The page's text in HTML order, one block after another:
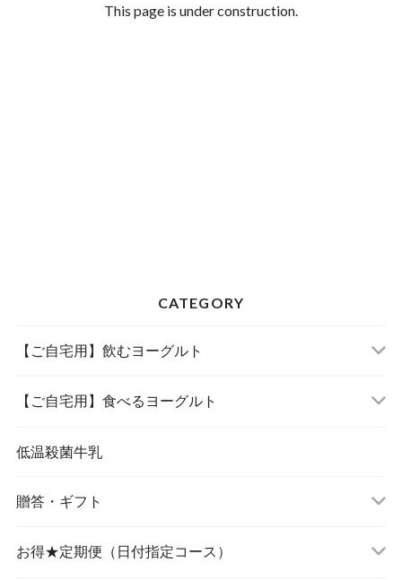
This page is under construction.
CATEGORY
【ご自宅用】飲むヨーグルト
【ご自宅用】食べるヨーグルト
低温殺菌牛乳
贈答・ギフト
飲むヨーグルト
お得★定期便（日付指定コース）